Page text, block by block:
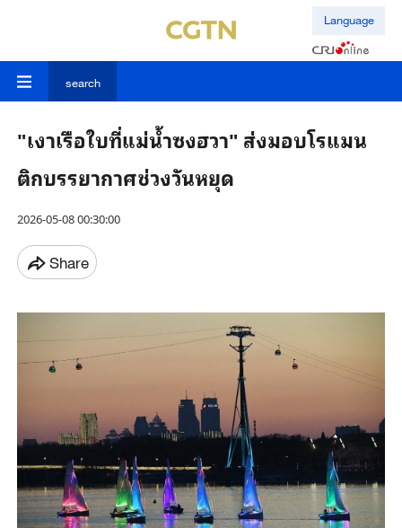
Language
search
"เงาเรือใบที่แม่น้ำซงฮวา" ส่งมอบโรแมน
ติกบรรยากาศช่วงวันหยุด
2026-05-08 00:30:00
Share